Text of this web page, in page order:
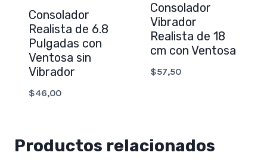
Consolador
Realista de 6.8
Pulgadas con
Ventosa sin
Vibrador
$46,00
Consolador
Vibrador
Realista de 18
cm con Ventosa
$57,50
Productos relacionados